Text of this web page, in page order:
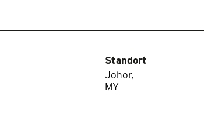
Standort
Johor,